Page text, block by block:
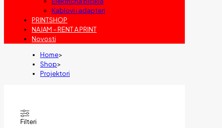
Kablovi i adapteri
PRINTSHOP
NAJAM – RENT A PRINT
Novosti
Home>
Shop>
Projektori
Filteri